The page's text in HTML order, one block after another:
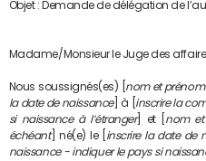
Objet : Demande de délégation de
Madame/Monsieur le Juge des
Nous soussignés(es) [ nom et
la date de naissance] à [ inscrire la
si naissance à l’étranger] et [ nom et
échéant] né(e) le [ inscrire la date de
naissance - indiquer le pays si